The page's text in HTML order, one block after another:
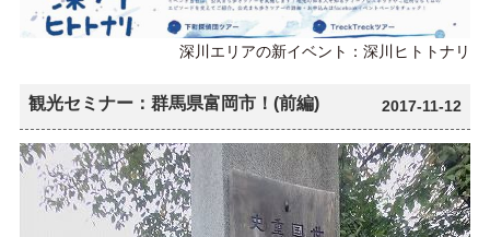
深川エリアの新イベント：深川ヒトトナリ
観光セミナー：群馬県富岡市！(前編) 2017-11-12